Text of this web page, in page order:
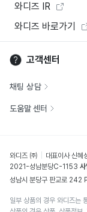
와디즈 IR
와디즈 바로가기
고객센터
채팅 상담
도움말 센터
와디즈 ㈜ 대표이사 신혜
2021-성남분당C-1153
성남시 분당구 판교로
일부 상품의 경우 와디즈는